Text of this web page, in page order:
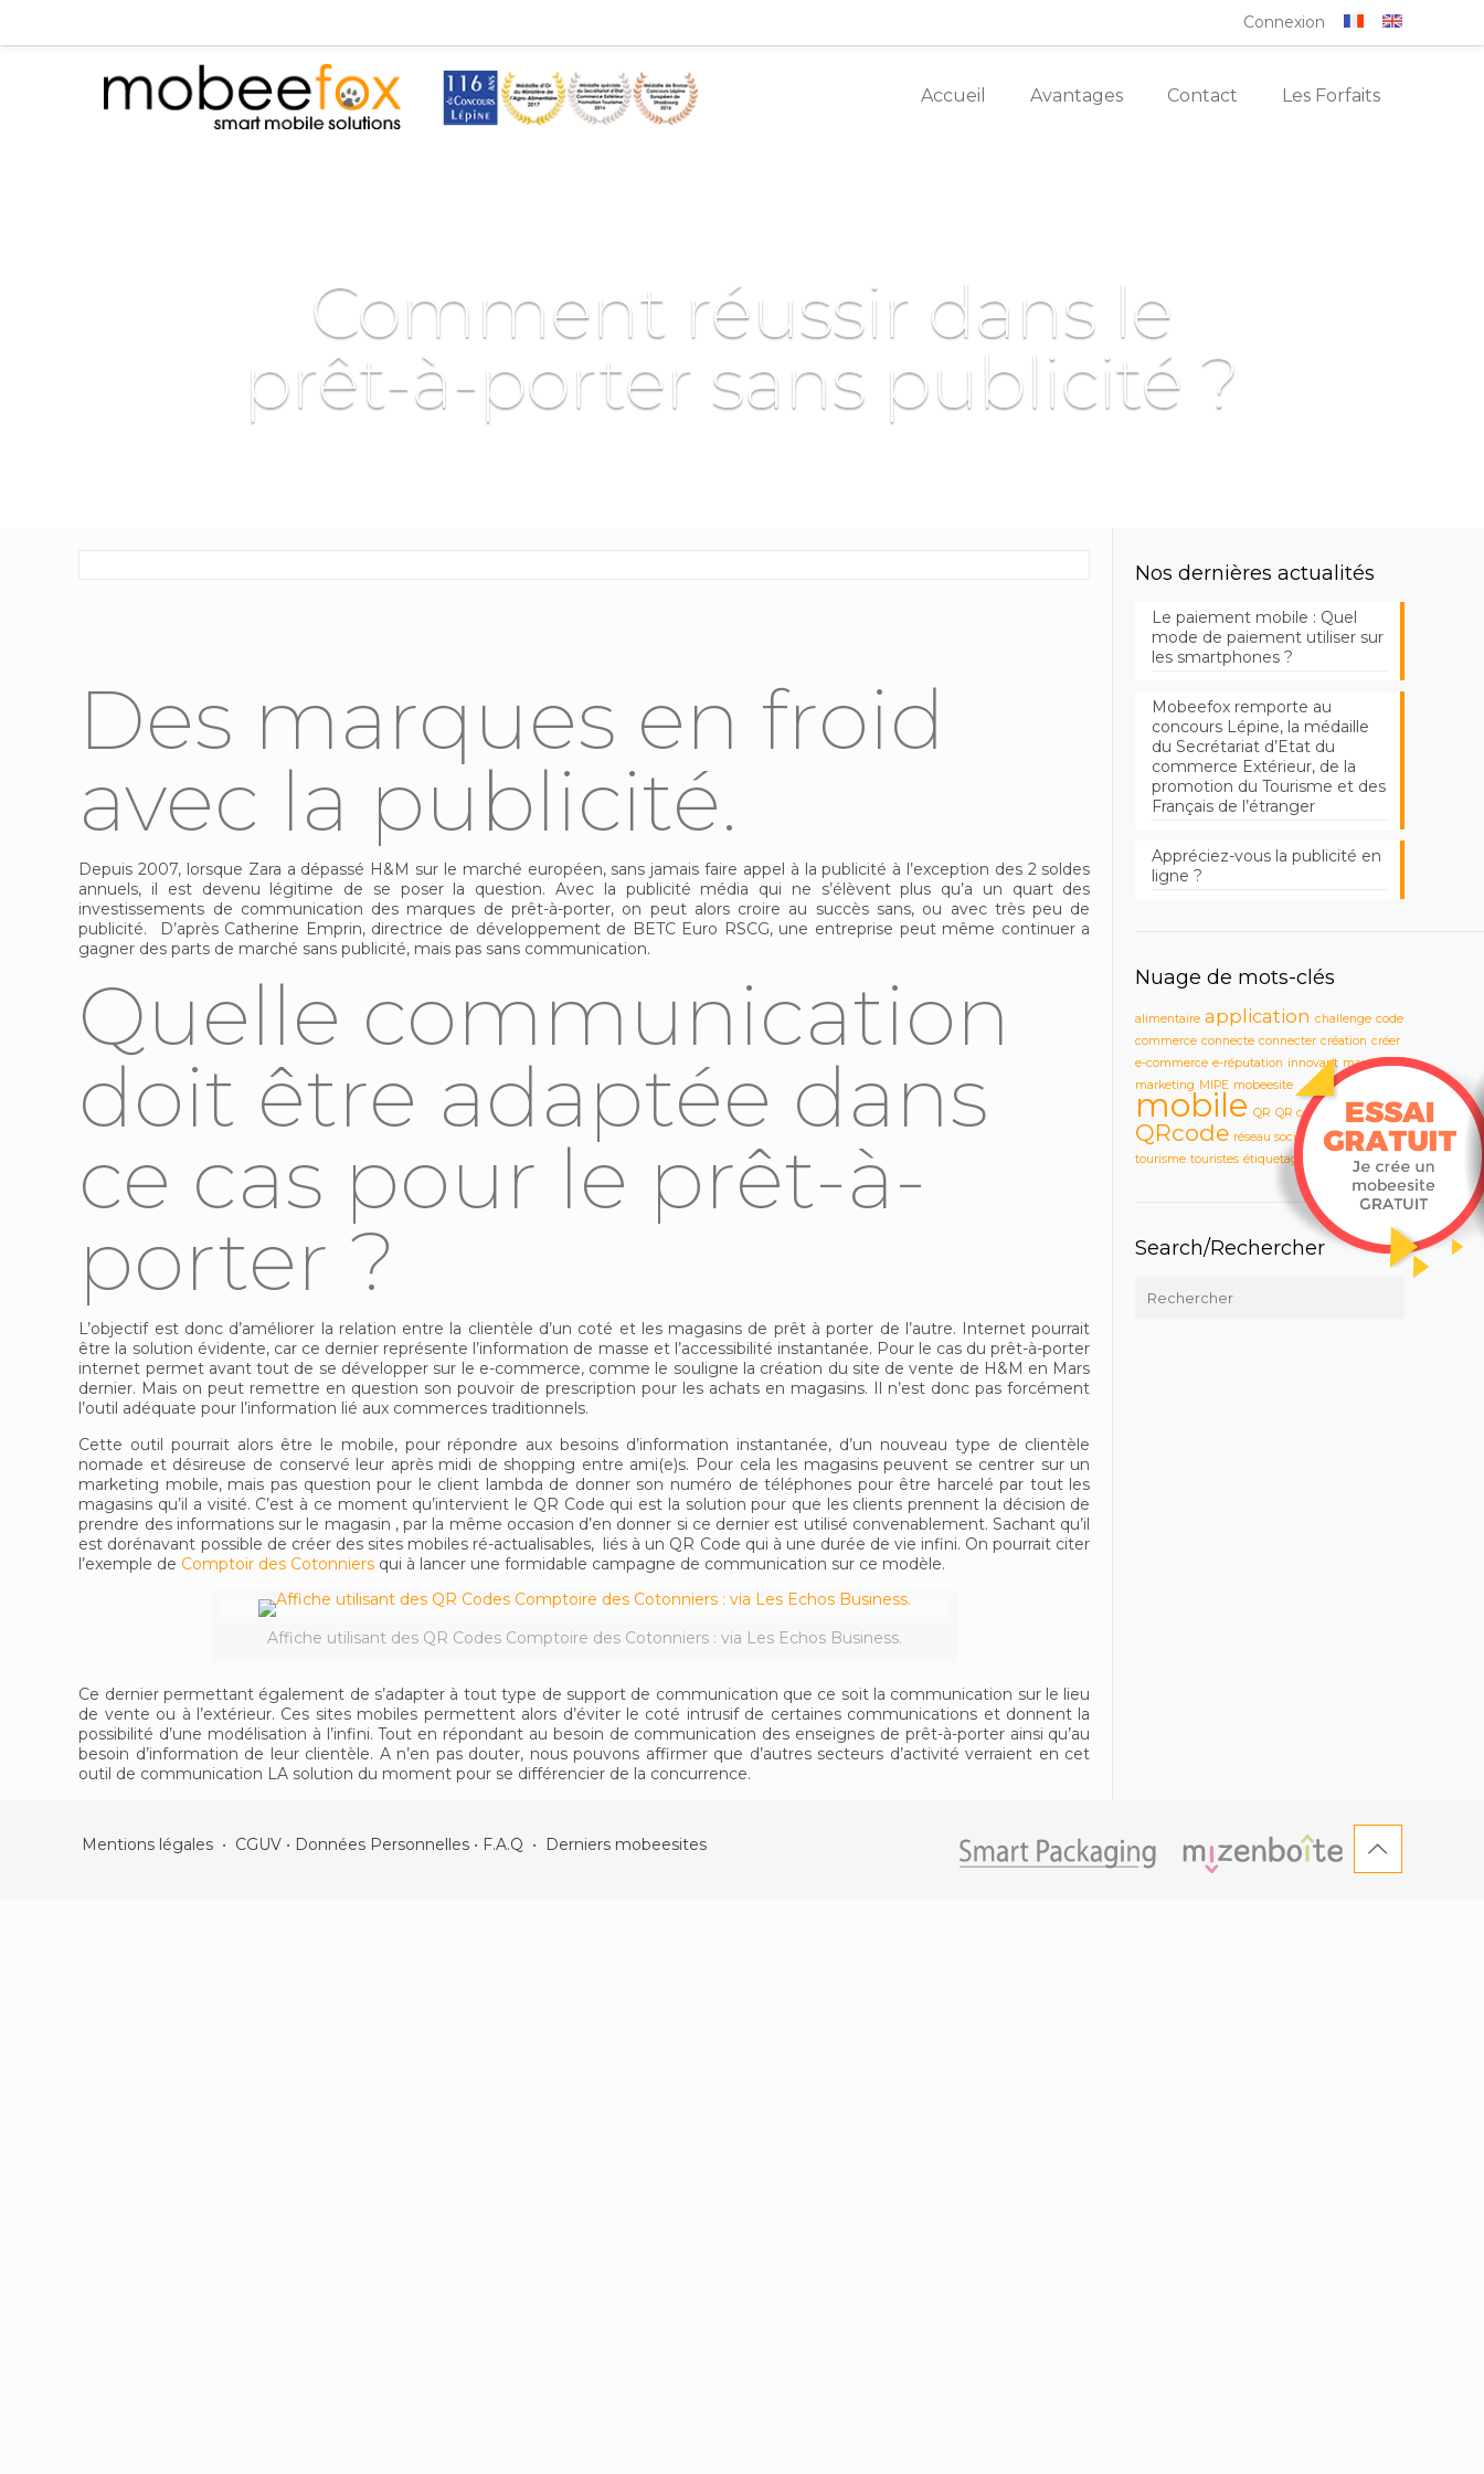
Connexion
Accueil Avantages Contact Les Forfaits
Comment réussir dans le
prêt-à-porter sans publicité ?
Des marques en froid
avec la publicité.
Depuis 2007, lorsque Zara a dépassé H&M sur le marché européen, sans jamais faire appel à la publicité à l’exception des 2 soldes
annuels, il est devenu légitime de se poser la question. Avec la publicité média qui ne s’élèvent plus qu’a un quart des
investissements de communication des marques de prêt-à-porter, on peut alors croire au succès sans, ou avec très peu de
publicité. D’après Catherine Emprin, directrice de développement de BETC Euro RSCG, une entreprise peut même continuer a
gagner des parts de marché sans publicité, mais pas sans communication.
Quelle communication
doit être adaptée dans
ce cas pour le prêt-à-
porter ?
L’objectif est donc d’améliorer la relation entre la clientèle d’un coté et les magasins de prêt à porter de l’autre. Internet pourrait
être la solution évidente, car ce dernier représente l’information de masse et l’accessibilité instantanée. Pour le cas du prêt-à-porter
internet permet avant tout de se développer sur le e-commerce, comme le souligne la création du site de vente de H&M en Mars
dernier. Mais on peut remettre en question son pouvoir de prescription pour les achats en magasins. Il n’est donc pas forcément
l’outil adéquate pour l’information lié aux commerces traditionnels.
Cette outil pourrait alors être le mobile, pour répondre aux besoins d’information instantanée, d’un nouveau type de clientèle
nomade et désireuse de conservé leur après midi de shopping entre ami(e)s. Pour cela les magasins peuvent se centrer sur un
marketing mobile, mais pas question pour le client lambda de donner son numéro de téléphones pour être harcelé par tout les
magasins qu’il a visité. C’est à ce moment qu’intervient le QR Code qui est la solution pour que les clients prennent la décision de
prendre des informations sur le magasin , par la même occasion d’en donner si ce dernier est utilisé convenablement. Sachant qu’il
est dorénavant possible de créer des sites mobiles ré-actualisables, liés à un QR Code qui à une durée de vie infini. On pourrait citer
l’exemple de Comptoir des Cotonniers qui à lancer une formidable campagne de communication sur ce modèle.
Affiche utilisant des QR Codes Comptoire des Cotonniers : via Les Echos Business.
Ce dernier permettant également de s’adapter à tout type de support de communication que ce soit la communication sur le lieu
de vente ou à l’extérieur. Ces sites mobiles permettent alors d’éviter le coté intrusif de certaines communications et donnent la
possibilité d’une modélisation à l’infini. Tout en répondant au besoin de communication des enseignes de prêt-à-porter ainsi qu’au
besoin d’information de leur clientèle. A n’en pas douter, nous pouvons affirmer que d’autres secteurs d’activité verraient en cet
outil de communication LA solution du moment pour se différencier de la concurrence.
Nos dernières actualités
Le paiement mobile : Quel
mode de paiement utiliser sur
les smartphones ?
Mobeefox remporte au
concours Lépine, la médaille
du Secrétariat d’Etat du
commerce Extérieur, de la
promotion du Tourisme et des
Français de l’étranger
Appréciez-vous la publicité en
ligne ?
Nuage de mots-clés
alimentaire application challenge code
commerce connecte connecter création créer
e-commerce e-réputation innovant mairie
marketing MIPE mobeesite
mobile QR QR code
QRcode réseau social site store
tourisme touristes étiquetage
Search/Rechercher
Mentions légales • CGUV • Données Personnelles • F.A.Q • Derniers mobeesites